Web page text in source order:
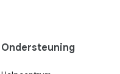
Ondersteuning